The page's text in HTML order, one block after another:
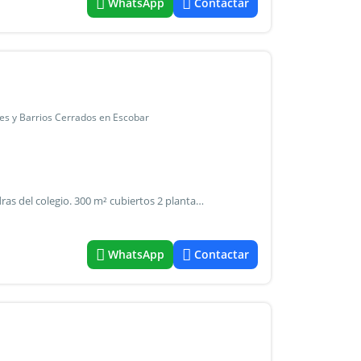
y Barrios Cerrados en Escobar
Los eucaliptos lote 88 a 4 minutos de la entrada y a 8 cuadras del colegio. 300 m² cubiertos 2 plantas 4 dormitorios master suite con vestidor y terraza galería con parrilla + pileta privada aire acondicionado frio calor en todos los ambientes incluye todas las luminarias baños con mamparas nuevas calefacción por loza radiante en las 2 plantas mosquiteros en toda la casa cortinas importadas con blackout importado (no roller) seguridad 24 hs golf cancha 18 hoyos , 16 canchas de tenis, 5 canchas de futbol, gym de grandes dimensiones y clases de gimnasia, yoga, artes marciales, club hípico con harás para practicar salto, 2 club house, el principal abierto las 24 horas de excelente servicio, colegios bilingüe en todos los niveles, jardín, primario y secundario dentro del barrio. Se aceptan 280.000 dólares en efectivo y el resto a pagar en 12 meses con el 12% de interés en dólares - contacto: tomas martillera interviniente: paula andrea garcia matricula: 7021 cmcpsi.
WhatsApp Contactar